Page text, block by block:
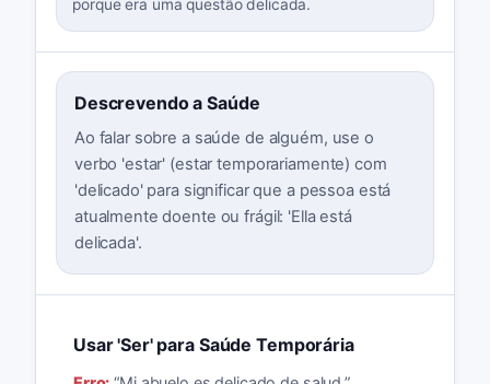
porque era uma questão delicada.
Descrevendo a Saúde
Ao falar sobre a saúde de alguém, use o
verbo 'estar' (estar temporariamente) com
'delicado' para significar que a pessoa está
atualmente doente ou frágil: 'Ella está
delicada'.
Usar 'Ser' para Saúde Temporária